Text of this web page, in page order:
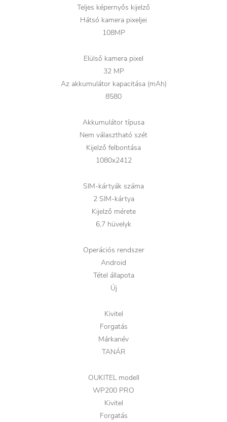
Teljes képernyős kijelző
Hátsó kamera pixeljei
108MP
Elülső kamera pixel
32 MP
Az akkumulátor kapacitása (mAh)
8580
Akkumulátor típusa
Nem választható szét
Kijelző felbontása
1080x2412
SIM-kártyák száma
2 SIM-kártya
Kijelző mérete
6,7 hüvelyk
Operációs rendszer
Android
Tétel állapota
Új
Kivitel
Forgatás
Márkanév
TANÁR
OUKITEL modell
WP200 PRO
Kivitel
Forgatás